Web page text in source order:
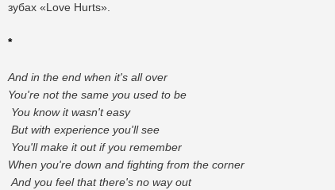
зубах «Love Hurts».
*
And in the end when it's all over
You're not the same you used to be
You know it wasn't easy
But with experience you'll see
You'll make it out if you remember
When you're down and fighting from the corner
And you feel that there's no way out